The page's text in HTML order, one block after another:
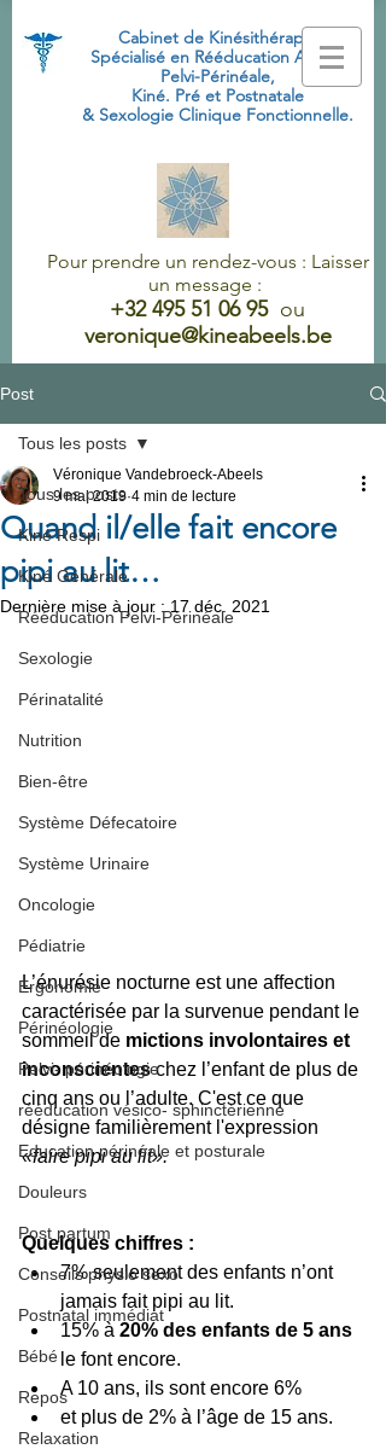
Cabinet de Kinésithérapie
Spécialisé en Rééducation Abdo-
Pelvi-Périnéale,
Kiné. Pré et Postnatale
& Sexologie Clinique Fonctionnelle.
Pour prendre un rendez-vous : Laisser
un message :
+32 495 51 06 95 ou
veronique@kineabeels.be
Post
Tous les posts
Kiné Respi
Kiné Générale
Rééducation Pelvi-Périnéale
Sexologie
Périnatalité
Nutrition
Bien-être
Système Défecatoire
Système Urinaire
Oncologie
Pédiatrie
Ergonomie
Périnéologie
Pelvi- périnéologie
rééducation vésico- sphinctérienne
Education périnéale et posturale
Douleurs
Post partum
Conseils physio sexo
Postnatal immédiat
Bébé
Repos
Relaxation
Tous les posts
Quand il/elle fait encore
pipi au lit…
Véronique Vandebroeck-Abeels
9 mai 2019 4 min de lecture
Dernière mise à jour : 17 déc. 2021
L’énurésie nocturne est une affection
caractérisée par la survenue pendant le
sommeil de mictions involontaires et
inconscientes chez l’enfant de plus de
cinq ans ou l’adulte. C'est ce que
désigne familièrement l'expression
«faire pipi au lit».
Quelques chiffres :
7% seulement des enfants n’ont
jamais fait pipi au lit.
15% à 20% des enfants de 5 ans
le font encore.
A 10 ans, ils sont encore 6%
et plus de 2% à l’âge de 15 ans.